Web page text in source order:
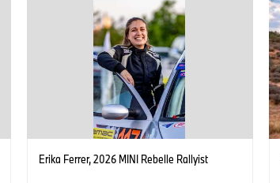
Erika Ferrer, 2026 MINI Rebelle Rallyist